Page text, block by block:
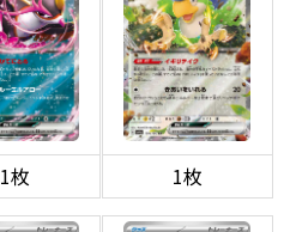
1枚 1枚